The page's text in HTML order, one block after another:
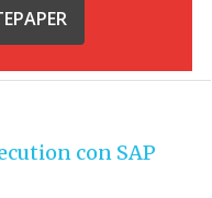
con SAP